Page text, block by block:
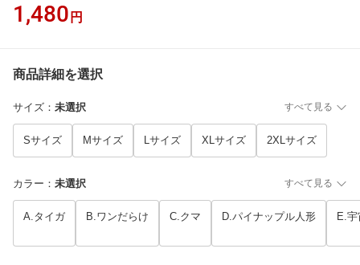
1,480 円
商品詳細を選択
サイズ ： 未選択 すべて見る
Sサイズ Mサイズ Lサイズ XLサイズ 2XLサイズ
カラー ： 未選択 すべて見る
A.タイガ B.ワンだらけ C.クマ D.パイナップル人形 E.宇